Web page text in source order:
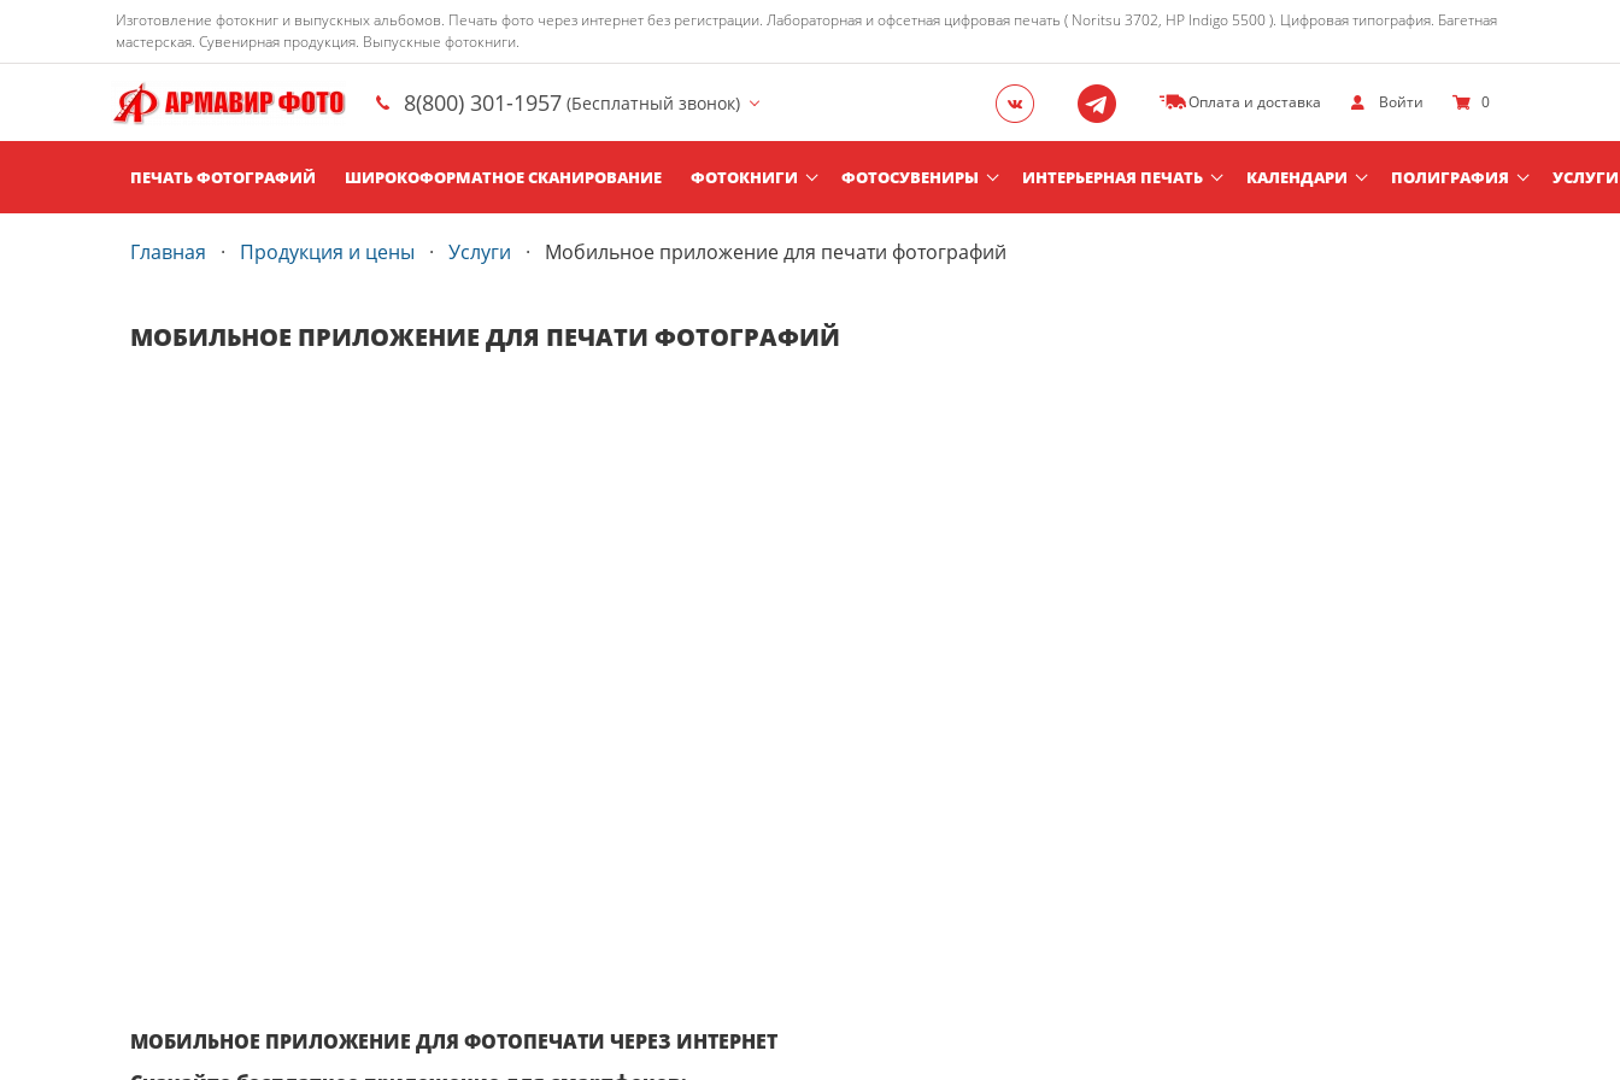
Изготовление фотокниг и выпускных альбомов. Печать фото через интернет без регистрации. Лабораторная и офсетная цифровая печать ( Noritsu 3702, HP Indigo 5500 ). Цифровая типография. Багетная
мастерская. Сувенирная продукция. Выпускные фотокниги.
8(800) 301-1957 (Бесплатный звонок) Оплата и доставка Войти 0
ПЕЧАТЬ ФОТОГРАФИЙ ШИРОКОФОРМАТНОЕ СКАНИРОВАНИЕ ФОТОКНИГИ ФОТОСУВЕНИРЫ ИНТЕРЬЕРНАЯ ПЕЧАТЬ КАЛЕНДАРИ ПОЛИГРАФИЯ УСЛУГИ
Главная Продукция и цены Услуги Мобильное приложение для печати фотографий
МОБИЛЬНОЕ ПРИЛОЖЕНИЕ ДЛЯ ПЕЧАТИ ФОТОГРАФИЙ
МОБИЛЬНОЕ ПРИЛОЖЕНИЕ ДЛЯ ФОТОПЕЧАТИ ЧЕРЕЗ ИНТЕРНЕТ